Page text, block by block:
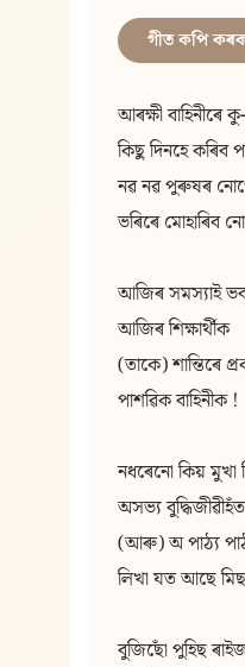
গীত কপি
আৰক্ষী বাহিনীৰে
কিছু দিনহে কৰিব
নৱ নৱ পুৰুষৰ
ভৰিৰে মোহাৰিব
আজিৰ সমস্যাই
আজিৰ শিক্ষাৰ্থীক
(তাকে) শান্তিৰে
পাশৱিক বাহিনীক !
নধৰেনো কিয় মুখা
অসভ্য
(আৰু) অ পাঠ্য
লিখা যত আছে
বুজিছোঁ পুহিছ